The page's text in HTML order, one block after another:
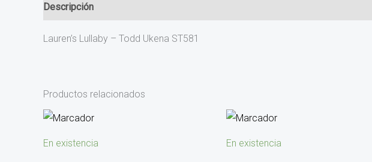
Descripción
Lauren’s Lullaby – Todd Ukena ST581
Productos relacionados
En existencia En existencia